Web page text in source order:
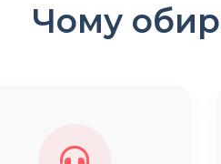
Чому